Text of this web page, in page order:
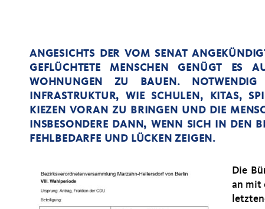
ANGESICHTS DER VOM SENAT
GEFLÜCHTETE MENSCHEN GENÜGT ES
WOHNUNGEN ZU BAUEN.
INFRASTRUKTUR, WIE SCHULEN, KITAS,
KIEZEN VORAN ZU BRINGEN UND DIE
INSBESONDERE DANN, WENN SICH IN DEN
FEHLBEDARFE UND LÜCKEN ZEIGEN.
Die
an mit